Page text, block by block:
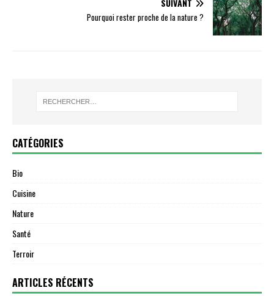
SUIVANT
Pourquoi rester proche de la nature ?
CATÉGORIES
Bio
Cuisine
Nature
Santé
Terroir
ARTICLES RÉCENTS